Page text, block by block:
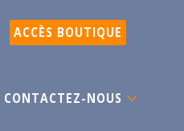
ACCÈS BOUTIQUE
CONTACTEZ-NOUS